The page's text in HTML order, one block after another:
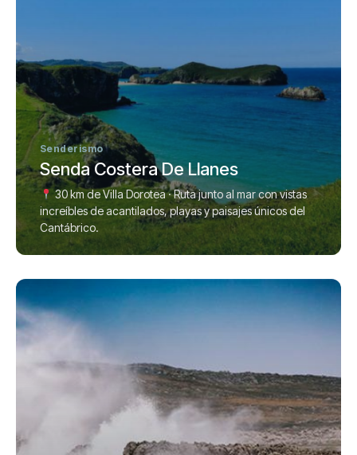
Senderismo
Senda Costera De Llanes
30 km de Villa Dorotea · Ruta junto al mar con vistas
increíbles de acantilados, playas y paisajes únicos del
Cantábrico.